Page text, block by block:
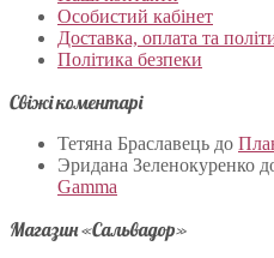
Особистий кабінет
Доставка, оплата та
Політика безпеки
Свіжі коментарі
Тетяна Браславець до
Эридана Зеленокуренко
Gamma
Магазин «Сальвадор»